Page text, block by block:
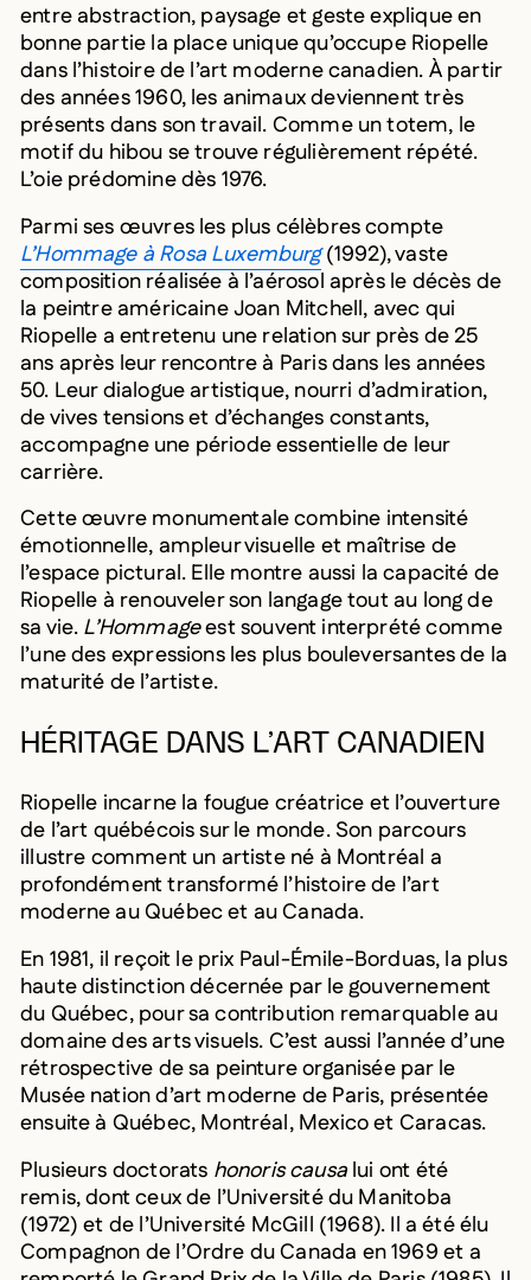
entre abstraction, paysage et geste explique en
bonne partie la place unique qu’occupe Riopelle
dans l’histoire de l’art moderne canadien. À partir
des années 1960, les animaux deviennent très
présents dans son travail. Comme un totem, le
motif du hibou se trouve régulièrement répété.
L’oie prédomine dès 1976.
Parmi ses œuvres les plus célèbres compte
L’Hommage à Rosa Luxemburg(1992), vaste
composition réalisée à l’aérosol après le décès de
la peintre américaine Joan Mitchell, avec qui
Riopelle a entretenu une relation sur près de 25
ans après leur rencontre à Paris dans les années
50. Leur dialogue artistique, nourri d’admiration,
de vives tensions et d’échanges constants,
accompagne une période essentielle de leur
carrière.
Cette œuvre monumentale combine intensité
émotionnelle, ampleur visuelle et maîtrise de
l’espace pictural. Elle montre aussi la capacité de
Riopelle à renouveler son langage tout au long de
sa vie.L’Hommageest souvent interprété comme
l’une des expressions les plus bouleversantes de la
maturité de l’artiste.
HÉRITAGE DANS L’ART CANADIEN
Riopelle incarne la fougue créatrice et l’ouverture
de l’art québécois sur le monde. Son parcours
illustre comment un artiste né à Montréal a
profondément transformé l’histoire de l’art
moderne au Québec et au Canada.
En 1981, il reçoit le prix Paul-Émile-Borduas, la plus
haute distinction décernée par le gouvernement
du Québec, pour sa contribution remarquable au
domaine des arts visuels. C’est aussi l’année d’une
rétrospective de sa peinture organisée par le
Musée nation d’art moderne de Paris, présentée
ensuite à Québec, Montréal, Mexico et Caracas.
Plusieurs doctorats honoris causalui ont été
remis, dont ceux de l’Université du Manitoba
(1972) et de l’Université McGill (1968). Il a été élu
Compagnon de l’Ordre du Canada en 1969 et a